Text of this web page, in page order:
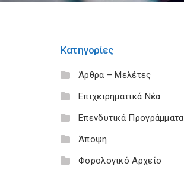
Κατηγορίες
Άρθρα – Μελέτες
Επιχειρηματικά Νέα
Επενδυτικά Προγράμματα
Άποψη
Φορολογικό Αρχείο